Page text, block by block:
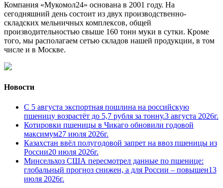
Компания «Мукомол24» основана в 2001 году. На
сегодняшний день состоит из двух производственно-
складских мельничных комплексов, общей
производительностью свыше 160 тонн муки в сутки. Кроме
того, мы располагаем сетью складов нашей продукции, в том
числе и в Москве.
Новости
С 5 августа экспортная пошлина на российскую
пшеницу возрастёт до 5,7 рубля за тонну.3 августа 2026г.
Котировки пшеницы в Чикаго обновили годовой
максимум27 июля 2026г.
Казахстан ввёл полугодовой запрет на ввоз пшеницы из
России20 июля 2026г.
Минсельхоз США пересмотрел данные по пшенице:
глобальный прогноз снижен, а для России – повышен13
июля 2026г.